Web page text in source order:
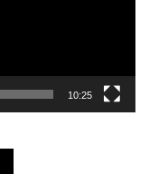
10:25